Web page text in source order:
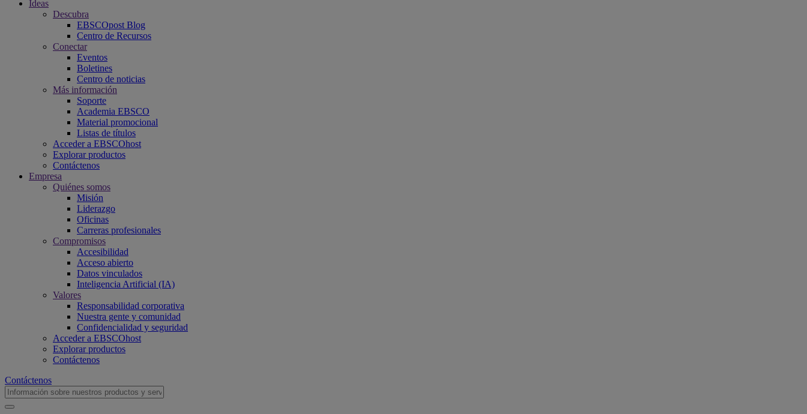
Ideas
Descubra
EBSCOpost Blog
Centro de Recursos
Conectar
Eventos
Boletines
Centro de noticias
Más información
Soporte
Academia EBSCO
Material promocional
Listas de títulos
Acceder a EBSCOhost
Explorar productos
Contáctenos
Empresa
Quiénes somos
Misión
Liderazgo
Oficinas
Carreras profesionales
Compromisos
Accesibilidad
Acceso abierto
Datos vinculados
Inteligencia Artificial (IA)
Valores
Responsabilidad corporativa
Nuestra gente y comunidad
Confidencialidad y seguridad
Acceder a EBSCOhost
Explorar productos
Contáctenos
Contáctenos